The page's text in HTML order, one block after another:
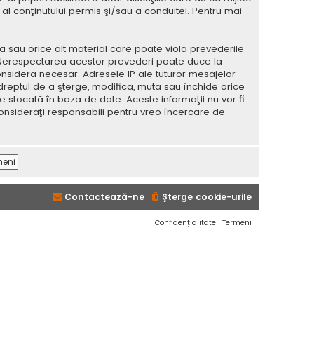
conţinutului permis şi/sau a conduitei. Pentru mai
sau orice alt material care poate viola prevederile
acestor prevederi poate duce la
necesar. Adresele IP ale tuturor mesajelor
de a şterge, modifica, muta sau închide orice
în baza de date. Aceste informaţii nu vor fi
responsabili pentru vreo încercare de
Şterge cookie-urile
Contactează-ne
Confidențialitate | Termeni